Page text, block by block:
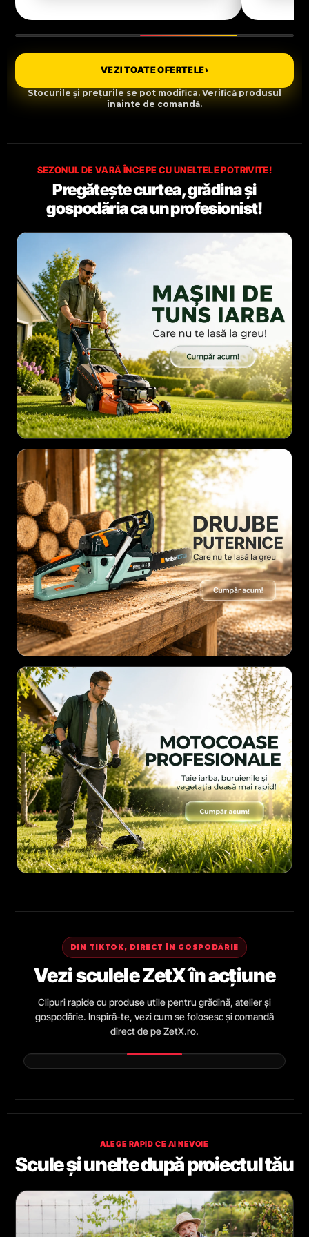
VEZI TOATE OFERTELE›
Stocurile și prețurile se pot modifica. Verifică produsul
înainte de comandă.
SEZONUL DE VARĂ ÎNCEPE CU UNELTELE POTRIVITE!
Pregătește curtea, grădina și
gospodăria ca un profesionist!
DIN TIKTOK, DIRECT ÎN GOSPODĂRIE
Vezi sculele ZetX în acțiune
Clipuri rapide cu produse utile pentru grădină, atelier și
gospodărie. Inspiră-te, vezi cum se folosesc și comandă
direct de pe ZetX.ro.
ALEGE RAPID CE AI NEVOIE
Scule și unelte după proiectul tău